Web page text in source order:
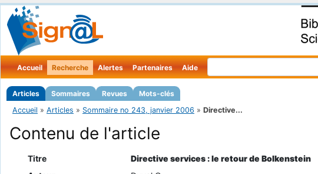
Accueil Recherche
Articles Sommaires Revues Mots-clés
Alertes Partenaires Aide
Accueil » Articles » Sommaire no 243, janvier 2006 » Directive...
Contenu de l'article
Titre
Directive services : le retour de Bolkenstein